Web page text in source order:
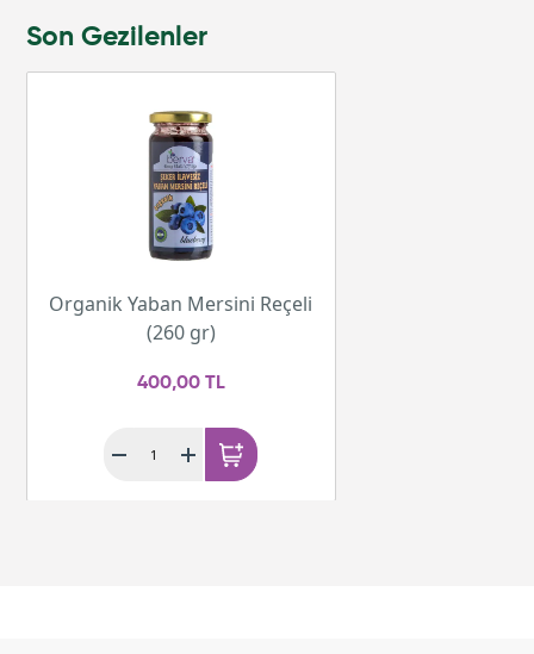
Son Gezilenler
Organik Yaban Mersini Reçeli
(260 gr)
400,00 TL